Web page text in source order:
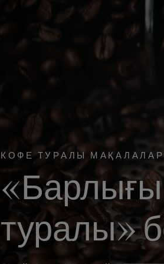
КОФЕ ТУРАЛЫ МАҚАЛАЛАР
туралы‎»